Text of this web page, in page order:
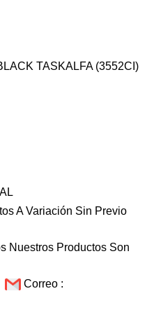
TASKALFA (3552CI)
A Variación Sin Previo
Nuestros Productos Son
Correo :